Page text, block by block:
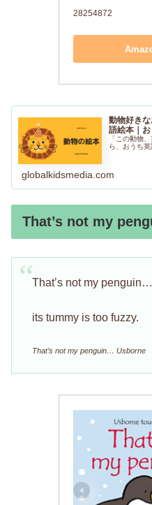
28254872
動物好き
語絵本｜
「この動物
ら、おうち
globalkidsmedia.com
That’s not my
That’s not my penguin…
its tummy is too fuzzy.
That’s not my penguin… Usborne